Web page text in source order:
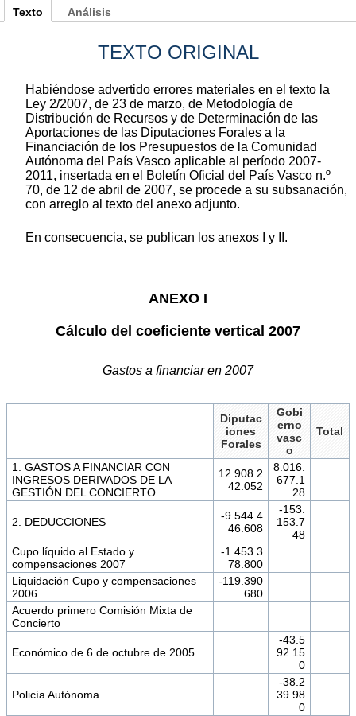
Texto
TEXTO ORIGINAL
Habiéndose advertido errores materiales en el texto la
Ley 2/2007, de 23 de marzo, de Metodología de
Distribución de Recursos y de Determinación de las
Aportaciones de las Diputaciones Forales a la
Financiación de los Presupuestos de la Comunidad
Autónoma del País Vasco aplicable al período 2007-
2011, insertada en el Boletín Oficial del País Vasco n.º
70, de 12 de abril de 2007, se procede a su subsanación,
con arreglo al texto del anexo adjunto.
En consecuencia, se publican los anexos I y II.
ANEXO I
Cálculo del coeficiente vertical 2007
Gastos a financiar en 2007
Diputac
iones
Forales
Gobi
erno
vasc
o
Total
1. GASTOS A FINANCIAR CON
INGRESOS DERIVADOS DE LA
GESTIÓN DEL CONCIERTO
12.908.2
42.052
8.016.
677.1
28
2. DEDUCCIONES
-9.544.4
46.608
-153.
153.7
48
Cupo líquido al Estado y
compensaciones 2007
-1.453.3
78.800
Liquidación Cupo y compensaciones
2006
-119.390
.680
Acuerdo primero Comisión Mixta de
Concierto
Económico de 6 de octubre de 2005
-43.5
92.15
0
Policía Autónoma
-38.2
39.98
0
Análisis